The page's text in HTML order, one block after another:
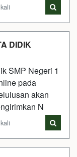
DIDIK
SMP Negeri 1
pada
akan
N